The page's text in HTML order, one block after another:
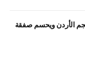
نجم الأردن ويحسم صفقة